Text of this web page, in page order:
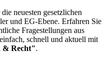
neuesten gesetzlichen
und EG-Ebene. Erfahren Sie
Fragestellungen aus
schnell und aktuell mit
& Recht".